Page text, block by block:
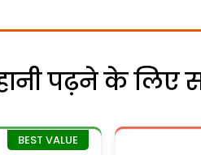
पढ़ने के लिए